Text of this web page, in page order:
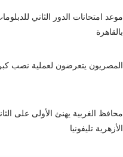
موعد امتحانات الدور الثاني
بالقاهرة
المصريون يتعرضون لعملية نصب
محافظ الغربية يهنئ الأولى على
الأزهرية تليفونيا